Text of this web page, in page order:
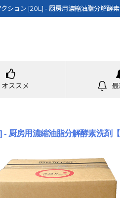
ション [20L] - 厨房用濃縮油脂分解酵
オススメ
厨房用濃縮油脂分解酵素洗剤